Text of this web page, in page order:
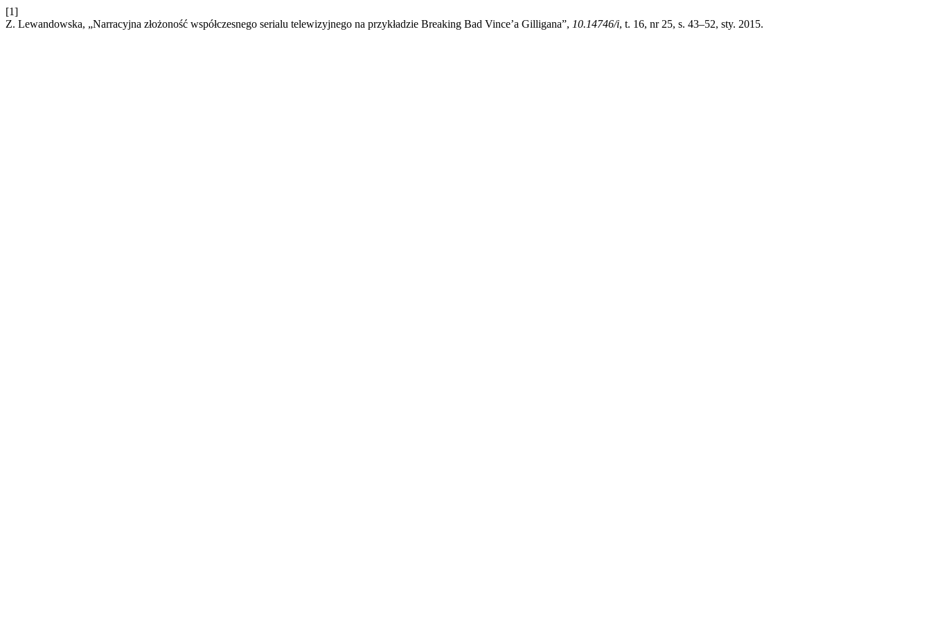
[1]
Z. Lewandowska, „Narracyjna złożoność współczesnego serialu telewizyjnego na przykładzie Breaking Bad Vince’a Gilligana”, 10.14746/i, t. 16, nr 25, s. 43–52, sty. 2015.